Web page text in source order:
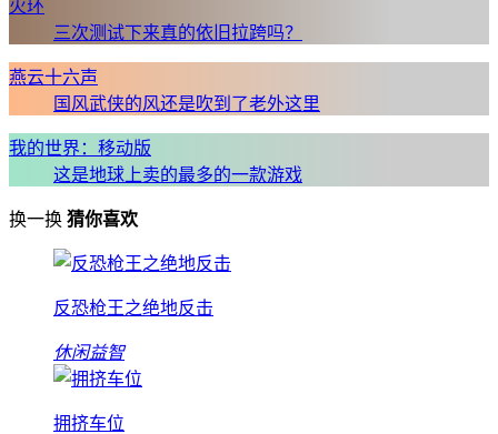
火环
三次测试下来真的依旧拉跨吗？
燕云十六声
国风武侠的风还是吹到了老外这里
我的世界：移动版
这是地球上卖的最多的一款游戏
换一换 猜你喜欢
反恐枪王之绝地反击
休闲益智
拥挤车位